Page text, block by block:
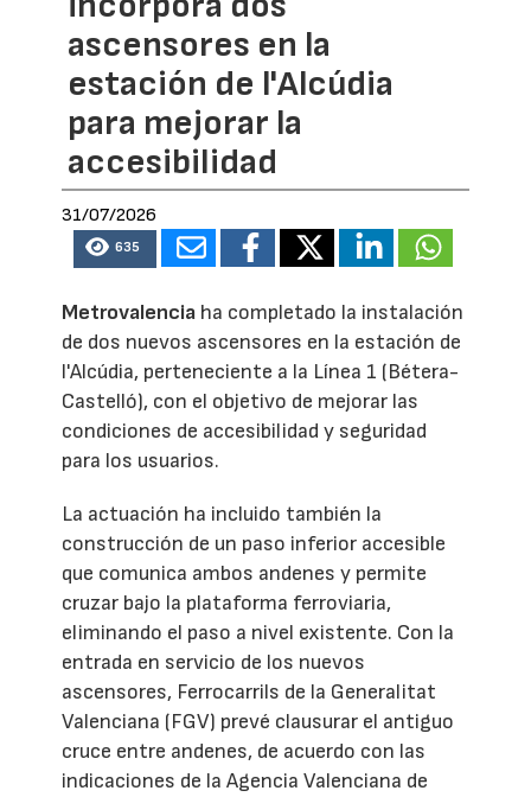
ascensores en la
estación de l'Alcúdia
para mejorar la
accesibilidad
31/07/2026
635
Metrovalencia ha completado la instalación
de dos nuevos ascensores en la estación de
l'Alcúdia, perteneciente a la Línea 1 (Bétera-
Castelló), con el objetivo de mejorar las
condiciones de accesibilidad y seguridad
para los usuarios.
La actuación ha incluido también la
construcción de un paso inferior accesible
que comunica ambos andenes y permite
cruzar bajo la plataforma ferroviaria,
eliminando el paso a nivel existente. Con la
entrada en servicio de los nuevos
ascensores, Ferrocarrils de la Generalitat
Valenciana (FGV) prevé clausurar el antiguo
cruce entre andenes, de acuerdo con las
indicaciones de la Agencia Valenciana de